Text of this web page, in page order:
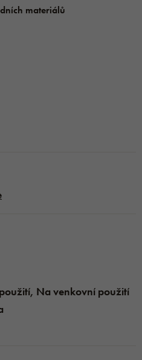
materiálů
Na venkovní použití